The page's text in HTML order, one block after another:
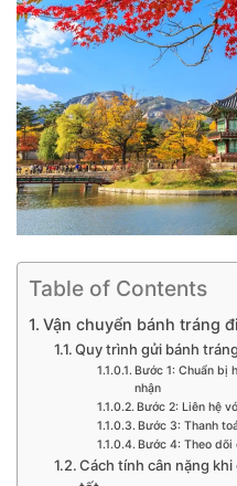
Table of Contents
Vận chuyển bánh tráng
Quy trình gửi bánh
Bước 1: Chuẩn bị
nhận
Bước 2: Liên hệ
Bước 3: Thanh
Bước 4: Theo dõi
Cách tính cân nặng